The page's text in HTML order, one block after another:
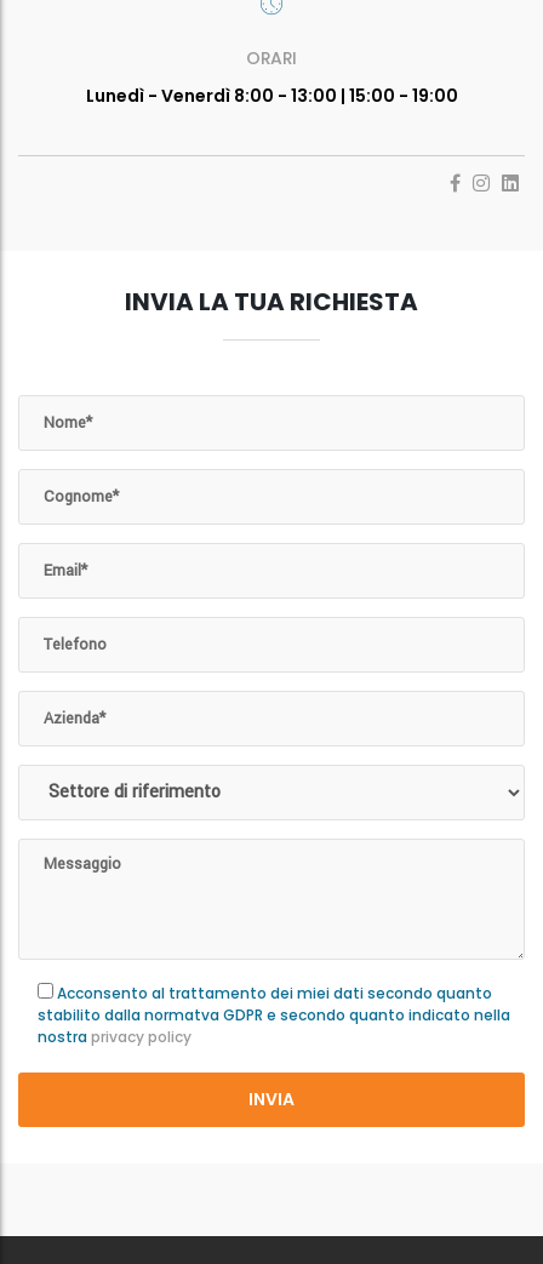
ORARI
Lunedì - Venerdì 8:00 - 13:00 | 15:00 - 19:00
INVIA LA TUA RICHIESTA
Acconsento al trattamento dei miei dati secondo quanto
stabilito dalla normatva GDPR e secondo quanto indicato nella
nostra privacy policy